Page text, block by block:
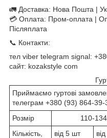
🚛 Доставка: Нова Пошта |
💳 Оплата: Пром-оплата |
Післяплата
📞 Контакти:
тел viber telegram signal:
сайт: kozakstyle com
Приймаємо гуртові
телеграм +380 (93) 864-
Розмір
110-134
Кількість,
від 5 шт